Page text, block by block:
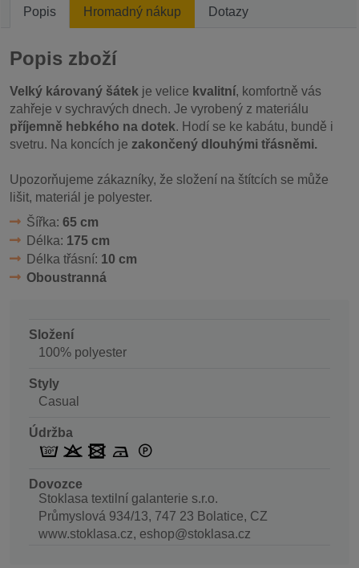
Popis Hromadný nákup Dotazy
Popis zboží
Velký károvaný šátek je velice kvalitní, komfortně vás
zahřeje v sychravých dnech. Je vyrobený z materiálu
příjemně hebkého na dotek. Hodí se ke kabátu, bundě i
svetru. Na koncích je zakončený dlouhými třásněmi.
Upozorňujeme zákazníky, že složení na štítcích se může
lišit, materiál je polyester.
Šířka: 65 cm
Délka: 175 cm
Délka třásní: 10 cm
Oboustranná
Složení
100% polyester
Styly
Casual
Údržba
Dovozce
Stoklasa textilní galanterie s.r.o.
Průmyslová 934/13, 747 23 Bolatice, CZ
www.stoklasa.cz, eshop@stoklasa.cz